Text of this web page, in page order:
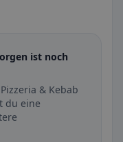
ist noch
& Kebab
du eine